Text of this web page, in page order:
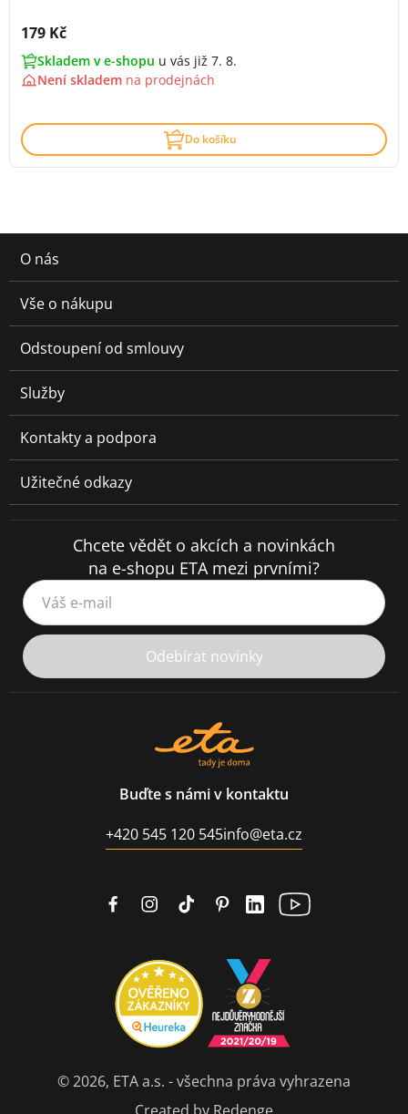
Cena s DPH:
179 Kč
Skladem v e-shopu u vás již 7. 8.
Není skladem na prodejnách
Do košíku
O nás
Vše o nákupu
Odstoupení od smlouvy
Služby
Kontakty a podpora
Užitečné odkazy
Chcete vědět o akcích a novinkách
na e-shopu ETA mezi prvními?
Váš e-mail
Odebírat novinky
Buďte s námi v kontaktu
+420 545 120 545info@eta.cz
© 2026, ETA a.s. - všechna práva vyhrazena